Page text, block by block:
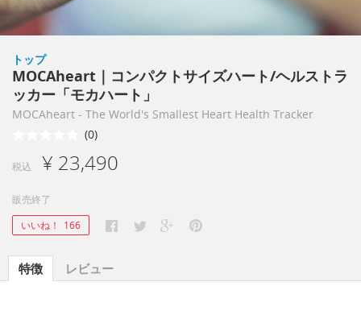
トップ
MOCAheart｜コンパクトサイズハート/ヘルストラ
ッカー「モカハート」
MOCAheart - The World's Smallest Heart Health Tracker
(0)
税込 ¥ 23,490
販売終了
いいね！
166
特徴 レビュー